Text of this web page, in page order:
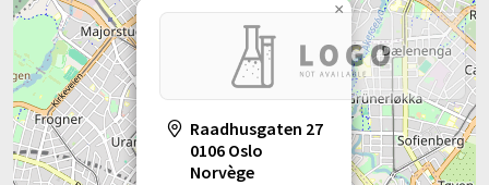
Raadhusgaten 27
0106 Oslo
Norvège
×